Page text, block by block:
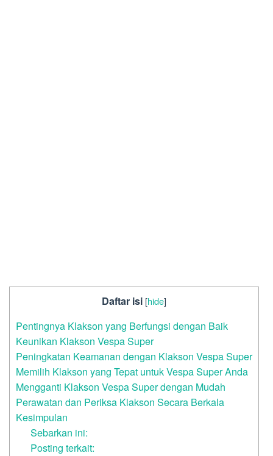
Daftar isi [hide]
Pentingnya Klakson yang Berfungsi dengan Baik
Keunikan Klakson Vespa Super
Peningkatan Keamanan dengan Klakson Vespa Super
Memilih Klakson yang Tepat untuk Vespa Super Anda
Mengganti Klakson Vespa Super dengan Mudah
Perawatan dan Periksa Klakson Secara Berkala
Kesimpulan
Sebarkan ini:
Posting terkait: